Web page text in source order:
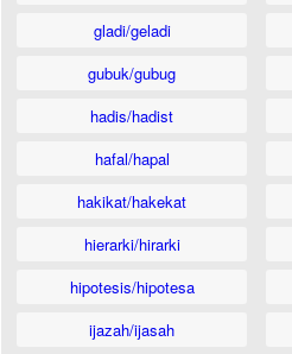
gladi/geladi
gubuk/gubug
hadis/hadist
hafal/hapal
hakikat/hakekat
hierarki/hirarki
hipotesis/hipotesa
ijazah/ijasah